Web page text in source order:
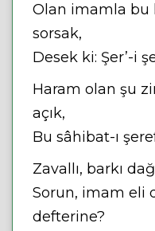
Olan imamla bu
sorsak,
Desek ki: Şer’-i
Haram olan şu
açık,
Bu sâhibat-ı
Zavallı, barkı
Sorun, imam eli
defterine?